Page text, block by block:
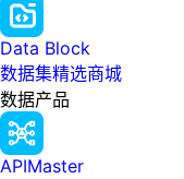
Data Block
数据集精选商城
数据产品
APIMaster